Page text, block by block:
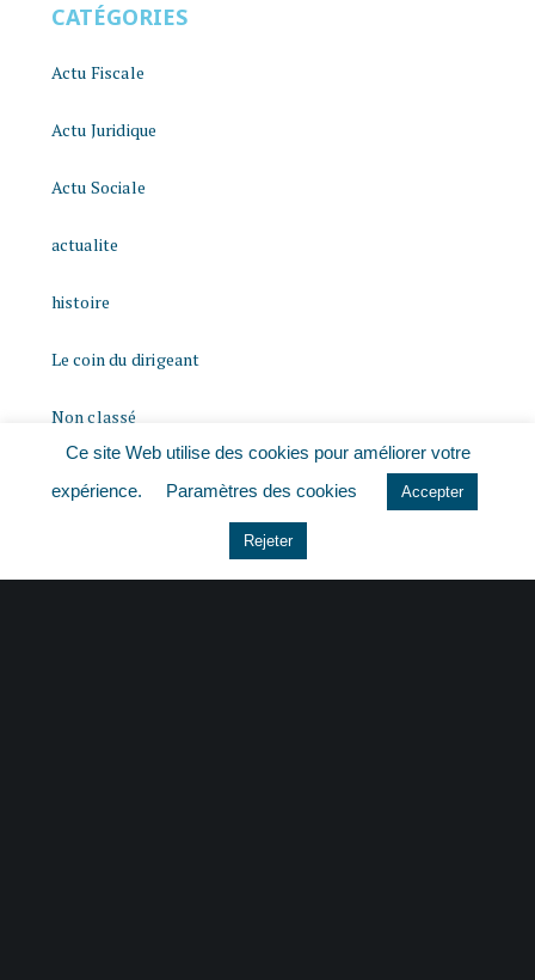
CATÉGORIES
Actu Fiscale
Actu Juridique
Actu Sociale
actualite
histoire
Le coin du dirigeant
Non classé
Ce site Web utilise des cookies pour améliorer votre
expérience.
Paramètres des cookies Accepter
Rejeter